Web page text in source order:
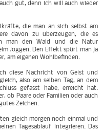
gut, denn ich will auch wieder
die man an sich selbst am
davon zu überzeugen, die es
man den Wald und die Natur
Joggen. Den Effekt spürt man ja
am eigenen Wohlbefinden.
diese Nachricht von Geist und
also am selben Tag, an dem
gefasst habe, erreicht hat.
ob Paare oder Familien oder auch
Zeichen.
gleich morgen noch einmal und
Tagesablauf integrieren. Das